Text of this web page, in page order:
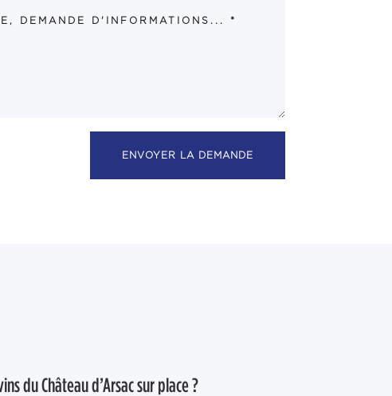
ENVOYER LA DEMANDE
du Château d’Arsac sur place ?